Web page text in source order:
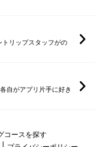
リップスタッフがの
自がアプリ片手に好き
コースを探す